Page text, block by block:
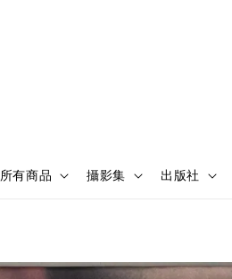
所有商品 攝影集 出版社